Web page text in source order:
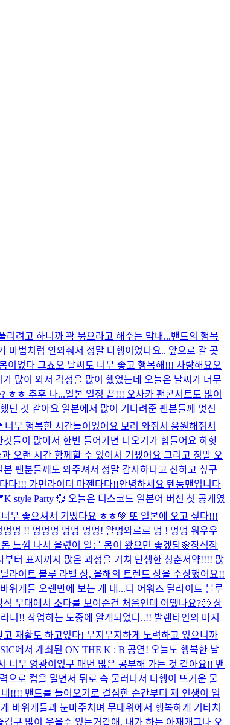
리려고 하니까 꽉 묶으라고 해주는 막내...밴드의 행복
마법처럼 안와줘서 정말 다행이었다요.. 앞으로 갈 곳
이었다 그쵸오 날씨도 너무 좋고 행복해!!! 사랑해요 오
많이 와서 걱정을 많이 했었는데 오늘은 날씨가 너무
ㅎㅎ 추후 나...일본 일정 끝!!! 오사카 팬콘서트도 많이
던 것 같아요 일본에서 많이 기다려준 팬분들께 멋진
너무 행복한 시간들이었어요 보러 와줘서 응원해줘서
들이 많아서 한번 들어가면 나오기가 힘들어요 하핫
오랜 시간 함께할 수 있어서 기뻤어요 그리고 정말 오
팬분들께도 와주셔서 정말 감사하다고 전하고 싶구
다!!! 가면라이더 마젠타다!!안녕하세요 텐동맨입니다
K style Party 💞 오늘은 디스코드 일본어 버전 첫 공개였
무 좋으셔서 기뻤다요 ㅎㅎ💚 또 일본에 오고 싶다!!!
멍 !! 멍멍멍 멍멍 멍멍! 왈멍와르르 멍 ! 멍멍 워우우
느낌 나서 올렸어 얼른 봄이 왔으면 좋겠당🌸장식장
부터 표지까지 많은 과정을 거쳐 탄생한 청춘서약!!!! 많
라이트 블루 라벨 상, 올해의 트렌드 상을 수상했어요!!
위게들 오랜만에 보는 게 내...디 어워즈 딜라이트 블루
무대에서 소다를 보여준건 처음인데 어땠나요?🙄 상
니!! 작업하는 도중에 알게되었다..!! 발렌타인의 마지
재활도 하고있다! 무지무지하게 노력하고 있으니까
에서 개최된 ON THE K : B 공연! 오늘도 행복한 날
너무 영광이었구 매번 많은 공부해 가는 것 같아요!! 밴
으로 컵을 밀면서 뒤로 슥 물러나서 다행이 뜨거운 물
!!!! 밴드를 들어오기로 결심한 순간부터 제 인생이 엄
바위게들과 눈마주치며 무대위에서 행복하게 기타치
구 많이 웃을수 있는거같애. 내가 하는 아재개그나 오